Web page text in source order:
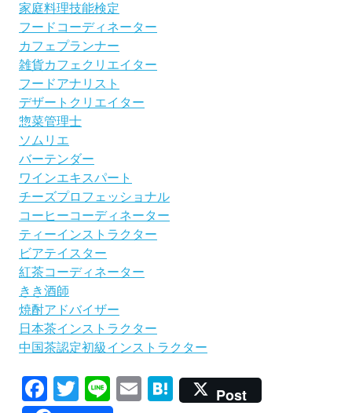
家庭料理技能検定
フードコーディネーター
カフェプランナー
雑貨カフェクリエイター
フードアナリスト
デザートクリエイター
惣菜管理士
ソムリエ
バーテンダー
ワインエキスパート
チーズプロフェッショナル
コーヒーコーディネーター
ティーインストラクター
ビアテイスター
紅茶コーディネーター
きき酒師
焼酎アドバイザー
日本茶インストラクター
中国茶認定初級インストラクター
Facebook
TwitterLineEmailHatena
Post